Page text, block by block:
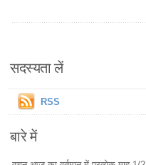
सदस्यता लें
RSS
बारे में